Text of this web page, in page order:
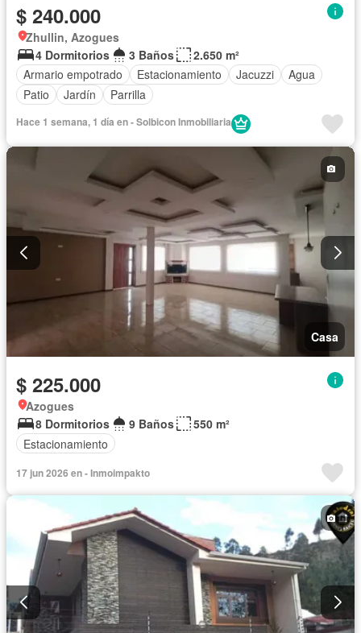
$ 240.000
Zhullin, Azogues
4 Dormitorios
3 Baños
2.650 m²
Armario empotrado
Estacionamiento Jacuzzi
Agua
Patio
Jardín Parrilla
Hace 1 semana, 1 día en - Solbicon Inmobiliaria
Casa
$ 225.000
Azogues
8 Dormitorios
9 Baños
550 m²
Estacionamiento
17 jun 2026 en - Inmoimpakto